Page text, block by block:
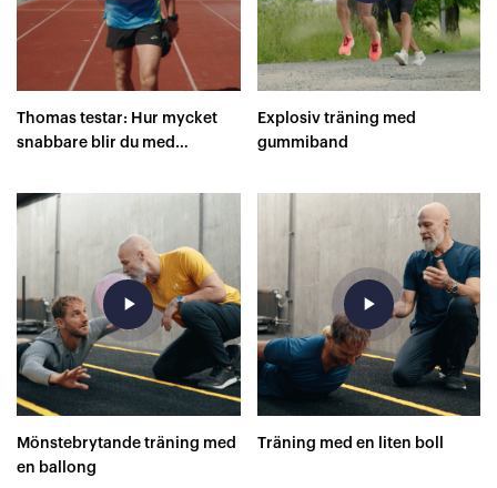
Thomas testar: Hur mycket
snabbare blir du med
Explosiv träning med
gummiband
play_arrow
Mönstebrytande träning med
en ballong
play_arrow
Träning med en liten boll